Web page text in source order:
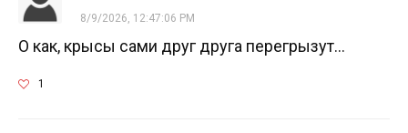
8/9/2026, 12:47:06 PM
О как, крысы сами друг друга перегрызут...
1